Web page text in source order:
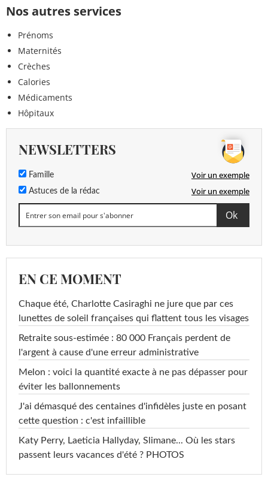
Nos autres services
Prénoms
Maternités
Crèches
Calories
Médicaments
Hôpitaux
NEWSLETTERS
Famille Voir un exemple
Astuces de la rédac Voir un exemple
EN CE MOMENT
Chaque été, Charlotte Casiraghi ne jure que par ces
lunettes de soleil françaises qui flattent tous les visages
Retraite sous-estimée : 80 000 Français perdent de
l'argent à cause d'une erreur administrative
Melon : voici la quantité exacte à ne pas dépasser pour
éviter les ballonnements
J'ai démasqué des centaines d'infidèles juste en posant
cette question : c'est infaillible
Katy Perry, Laeticia Hallyday, Slimane... Où les stars
passent leurs vacances d'été ? PHOTOS